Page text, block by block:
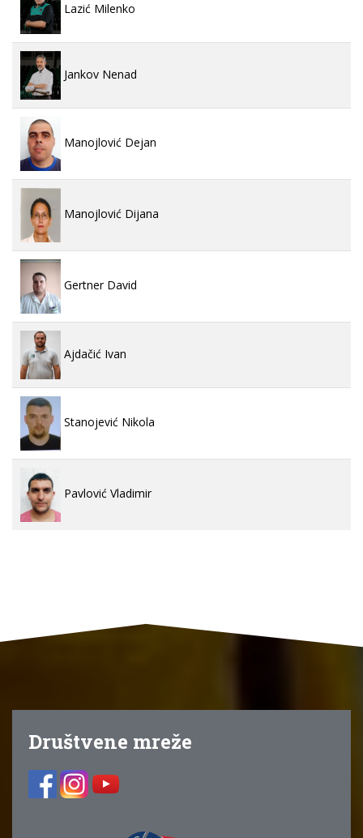
Lazić Milenko
Jankov Nenad
Manojlović Dejan
Manojlović Dijana
Gertner David
Ajdačić Ivan
Stanojević Nikola
Pavlović Vladimir
Društvene mreže